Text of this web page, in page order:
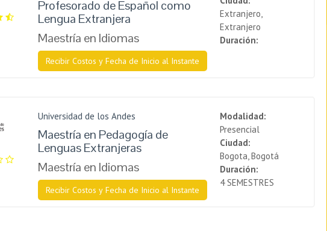
Profesorado de Español como
Lengua Extranjera
Maestría en Idiomas
Recibir Costos y Fecha de Inicio al Instante
Extranjero,
Extranjero
Duración:
Universidad de los Andes
Maestría en Pedagogía de
Lenguas Extranjeras
Maestría en Idiomas
Recibir Costos y Fecha de Inicio al Instante
Modalidad:
Presencial
Ciudad:
Bogota, Bogotá
Duración:
4 SEMESTRES